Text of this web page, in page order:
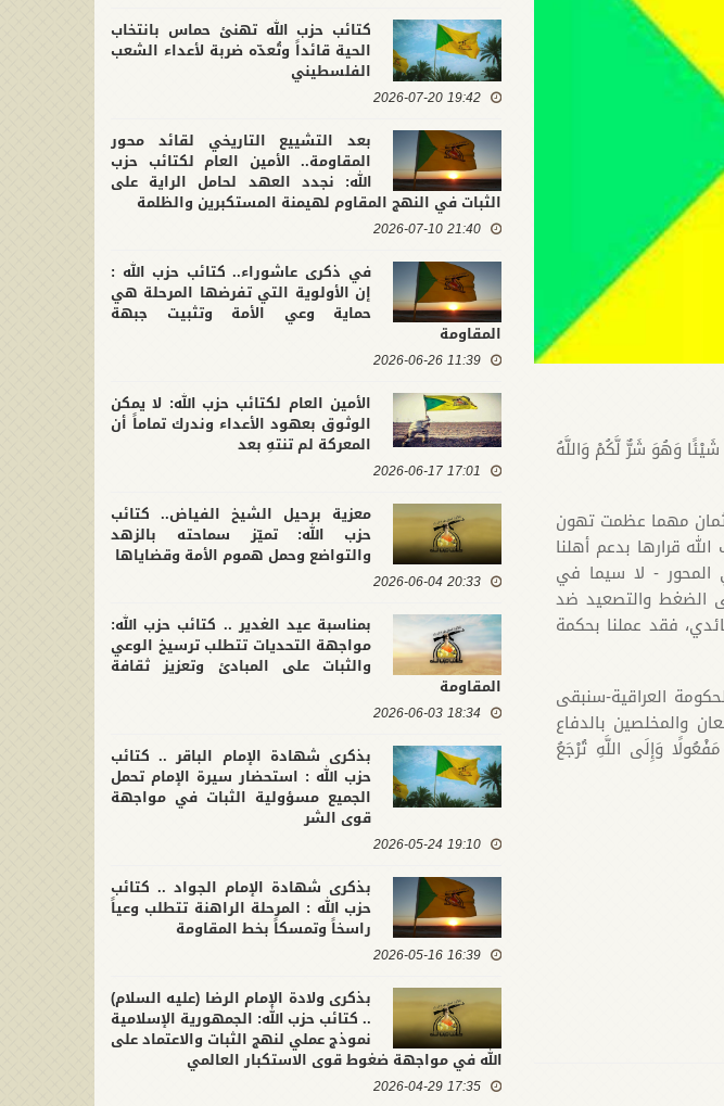
وَهُوَ شَرٌّ لَّكُمْ وَاللَّهُ
مهما عظمت تهون
قرارها بدعم أهلنا
المحور - لا سيما في
الضغط والتصعيد ضد
فقد عملنا بحكمة
العراقية-سنبقى
والمخلصين بالدفاع
وَإِلَى اللَّهِ تُرْجَعُ
كتائب حزب الله تهنئ حماس بانتخاب
الحية قائداً وتُعدّه ضربة لأعداء الشعب
الفلسطيني
19:42 2026-07-20
بعد التشييع التاريخي لقائد محور
المقاومة.. الأمين العام لكتائب حزب
الله: نجدد العهد لحامل الراية على
الثبات في النهج المقاوم لهيمنة المستكبرين والظلمة
21:40 2026-07-10
في ذكرى عاشوراء.. كتائب حزب الله :
إن الأولوية التي تفرضها المرحلة هي
حماية وعي الأمة وتثبيت جبهة
المقاومة
11:39 2026-06-26
الأمين العام لكتائب حزب الله: لا يمكن
الوثوق بعهود الأعداء وندرك تماماً أن
المعركة لم تنتهِ بعد
17:01 2026-06-17
معزية برحيل الشيخ الفياض.. كتائب
حزب الله: تميّز سماحته بالزهد
والتواضع وحمل هموم الأمة وقضاياها
20:33 2026-06-04
بمناسبة عيد الغدير .. كتائب حزب الله:
مواجهة التحديات تتطلب ترسيخ الوعي
والثبات على المبادئ وتعزيز ثقافة
المقاومة
18:34 2026-06-03
بذكرى شهادة الإمام الباقر .. كتائب
حزب الله : استحضار سيرة الإمام تحمل
الجميع مسؤولية الثبات في مواجهة
قوى الشر
19:10 2026-05-24
بذكرى شهادة الإمام الجواد .. كتائب
حزب الله : المرحلة الراهنة تتطلب وعياً
راسخاً وتمسكاً بخط المقاومة
16:39 2026-05-16
بذكرى ولادة الإمام الرضا (عليه السلام)
.. كتائب حزب الله: الجمهورية الإسلامية
نموذج عملي لنهج الثبات والاعتماد على
الله في مواجهة ضغوط قوى الاستكبار العالمي
17:35 2026-04-29